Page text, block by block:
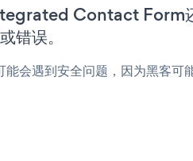
Contact Form
错误。
能会遇到安全问题，因为黑客